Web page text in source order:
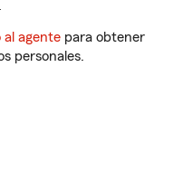
al agente para obtener
personales.